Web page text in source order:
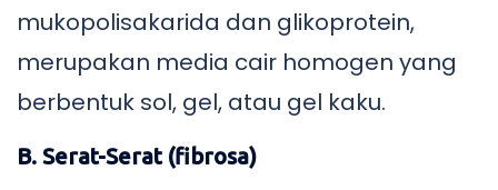
mukopolisakarida dan glikoprotein,
merupakan media cair homogen yang
berbentuk sol, gel, atau gel kaku.
B. Serat-Serat (fibrosa)